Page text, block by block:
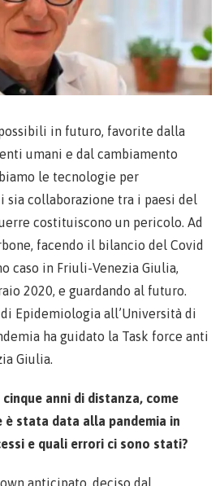
in futuro, favorite dalla
umani e dal cambiamento
le tecnologie per
sia collaborazione tra i paesi del
costituiscono un pericolo. Ad
facendo il bilancio del Covid
caso in Friuli-Venezia Giulia,
2020, e guardando al futuro.
Epidemiologia all’Università di
ha guidato la Task force anti
Giulia.
anni di distanza, come
stata data alla pandemia in
e quali errori ci sono stati?
anticipato, deciso dal